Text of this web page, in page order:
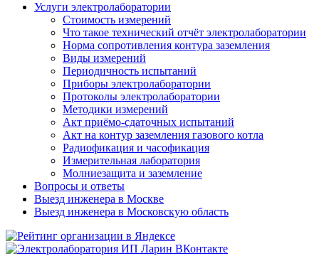
Услуги электролаборатории
Стоимость измерений
Что такое технический отчёт электролаборатории
Норма сопротивления контура заземления
Виды измерений
Периодичность испытаний
Приборы электролаборатории
Протоколы электролаборатории
Методики измерений
Акт приёмо-сдаточных испытаний
Акт на контур заземления газового котла
Радиофикация и часофикация
Измерительная лаборатория
Молниезащита и заземление
Вопросы и ответы
Выезд инженера в Москве
Выезд инженера в Московскую область